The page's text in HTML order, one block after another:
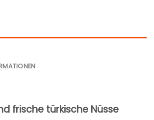
frische türkische Nüsse